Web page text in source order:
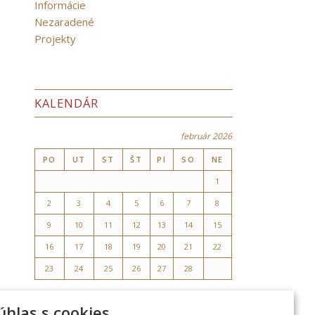
Informácie
Nezaradené
Projekty
KALENDÁR
február 2026
PO UT ST ŠT PI SO NE
1
2 3 4 5 6 7 8
9 10 11 12 13 14 15
16 17 18 19 20 21 22
23 24 25 26 27 28